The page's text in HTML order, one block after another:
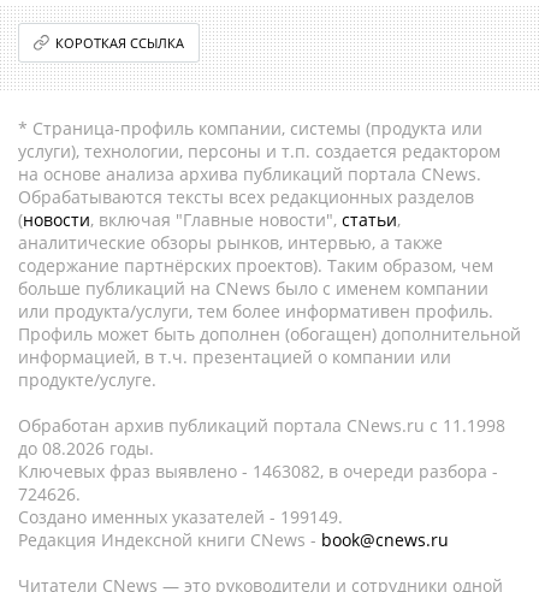
КОРОТКАЯ ССЫЛКА
* Страница-профиль компании, системы (продукта или
услуги), технологии, персоны и т.п. создается редактором
на основе анализа архива публикаций портала CNews.
Обрабатываются тексты всех редакционных разделов
(новости, включая "Главные новости", статьи,
аналитические обзоры рынков, интервью, а также
содержание партнёрских проектов). Таким образом, чем
больше публикаций на CNews было с именем компании
или продукта/услуги, тем более информативен профиль.
Профиль может быть дополнен (обогащен) дополнительной
информацией, в т.ч. презентацией о компании или
продукте/услуге.
Обработан архив публикаций портала CNews.ru c 11.1998
до 08.2026 годы.
Ключевых фраз выявлено - 1463082, в очереди разбора -
724626.
Создано именных указателей - 199149.
Редакция Индексной книги CNews - book@cnews.ru
Читатели CNews — это руководители и сотрудники одной